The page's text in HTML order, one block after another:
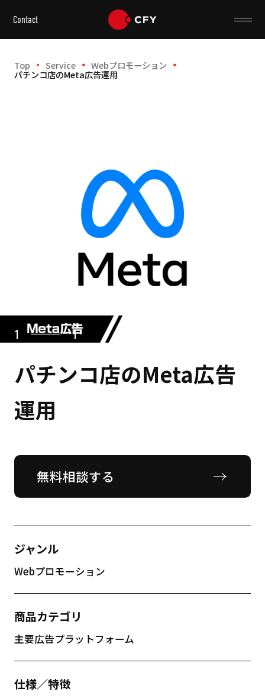
Contact
Top Service Webプロモーション
パチンコ店のMeta広告運用
1 1
パチンコ店のMeta広告
運用
無料相談する
ジャンル
Webプロモーション
商品カテゴリ
主要広告プラットフォーム
仕様／特徴